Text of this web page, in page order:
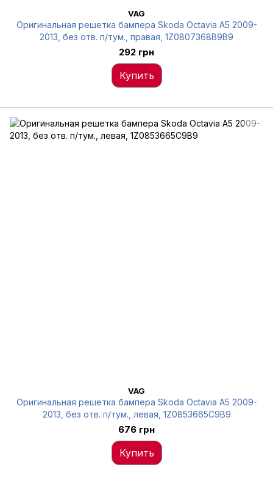
VAG
Оригинальная решетка бампера Skoda Octavia A5 2009-
2013, без отв. п/тум., правая, 1Z0807368B9B9
292 грн
Купить
VAG
Оригинальная решетка бампера Skoda Octavia A5 2009-
2013, без отв. п/тум., левая, 1Z0853665C9B9
676 грн
Купить